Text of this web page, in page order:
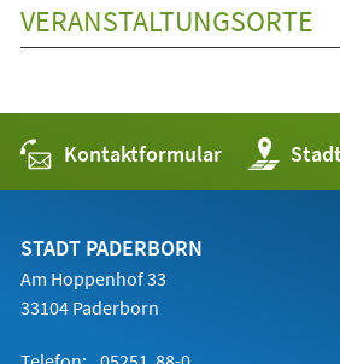
VERANSTALTUNGSORTE
Kontaktformular (Öffnet
in
einem
STADT PADERBORN
Am Hoppenhof 33
33104 Paderborn